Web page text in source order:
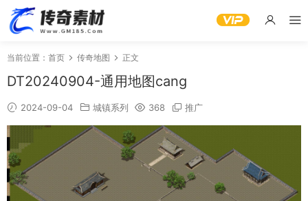
当前位置： 首页 传奇地图 正文
DT20240904-通用地图cang
2024-09-04 城镇系列 368 推广